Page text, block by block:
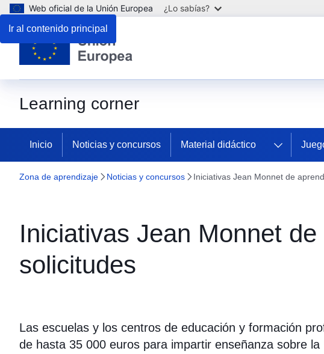
Ir al contenido principal
Web oficial de la Unión Europea ¿Lo sabías?
Learning corner
Inicio Noticias y concursos Material didáctico
Zona de aprendizaje Noticias y concursos Iniciativas Jean Monnet de
Iniciativas Jean Monnet
solicitudes
Las escuelas y los centros de educación y formación
de hasta 35 000 euros para impartir enseñanza sobre